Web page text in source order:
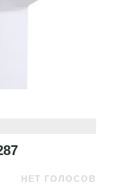
НЕТ ГОЛОСОВ